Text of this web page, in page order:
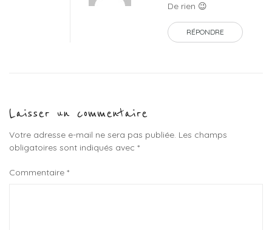
De rien 😉
RÉPONDRE
Laisser un commentaire
Votre adresse e-mail ne sera pas publiée. Les champs
obligatoires sont indiqués avec *
Commentaire *